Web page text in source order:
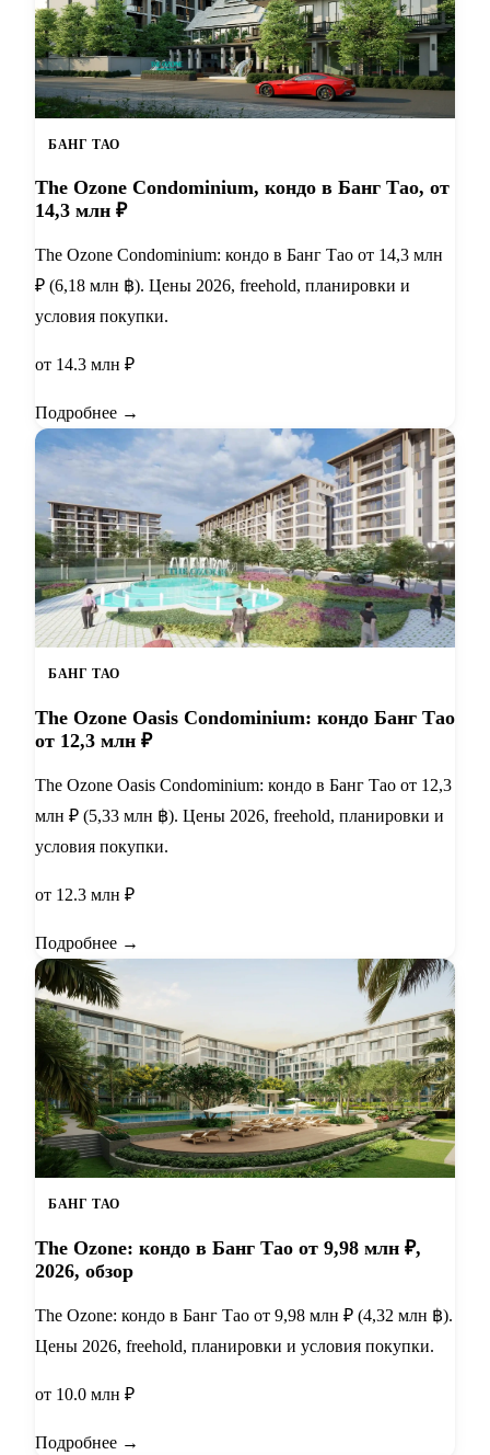
БАНГ ТАО
The Ozone Condominium, кондо в Банг Тао, от
14,3 млн ₽
The Ozone Condominium: кондо в Банг Тао от 14,3 млн
₽ (6,18 млн ฿). Цены 2026, freehold, планировки и
условия покупки.
от 14.3 млн ₽
Подробнее →
БАНГ ТАО
The Ozone Oasis Condominium: кондо Банг Тао
от 12,3 млн ₽
The Ozone Oasis Condominium: кондо в Банг Тао от 12,3
млн ₽ (5,33 млн ฿). Цены 2026, freehold, планировки и
условия покупки.
от 12.3 млн ₽
Подробнее →
БАНГ ТАО
The Ozone: кондо в Банг Тао от 9,98 млн ₽,
2026, обзор
The Ozone: кондо в Банг Тао от 9,98 млн ₽ (4,32 млн ฿).
Цены 2026, freehold, планировки и условия покупки.
от 10.0 млн ₽
Подробнее →